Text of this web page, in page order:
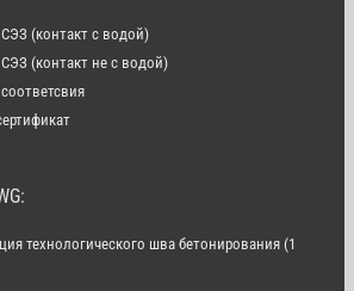
(контакт с водой)
(контакт не с водой)
технологического шва бетонирования (1